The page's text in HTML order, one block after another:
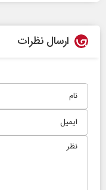
ارسال نظرات